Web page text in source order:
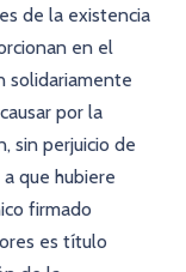
de la existencia
en el
solidariamente
por la
sin perjuicio de
que hubiere
firmado
es título